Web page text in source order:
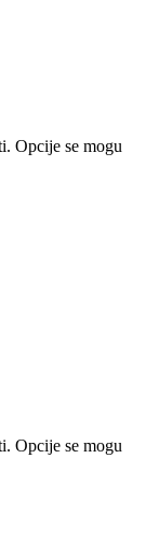
Opcije se mogu
Opcije se mogu